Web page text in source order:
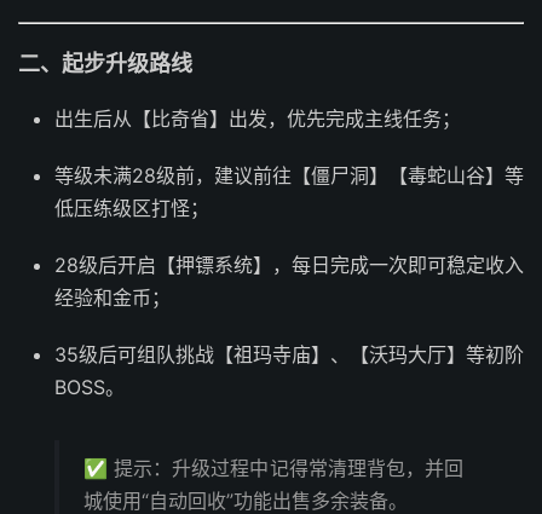
二、起步升级路线
出生后从【比奇省】出发，优先完成主线任务；
等级未满28级前，建议前往【僵尸洞】【毒蛇山谷】等
低压练级区打怪；
28级后开启【押镖系统】，每日完成一次即可稳定收入
经验和金币；
35级后可组队挑战【祖玛寺庙】、【沃玛大厅】等初阶
BOSS。
✅ 提示：升级过程中记得常清理背包，并回
城使用“自动回收”功能出售多余装备。